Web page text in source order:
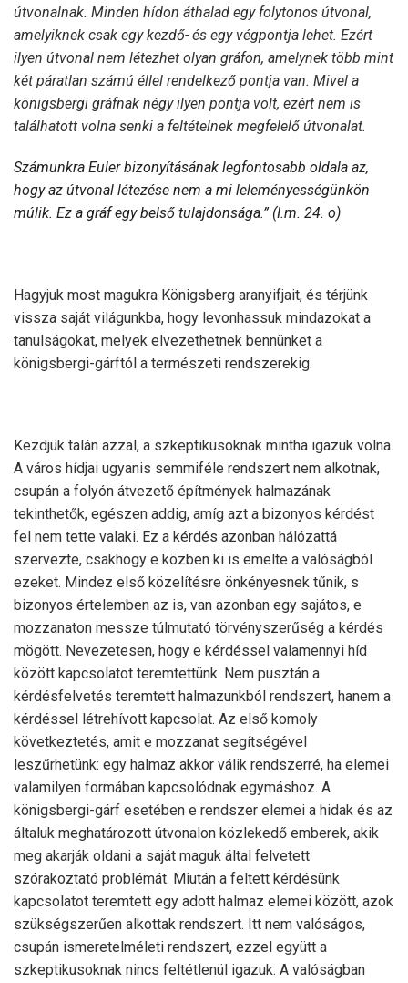
útvonalnak. Minden hídon áthalad egy folytonos útvonal,
amelyiknek csak egy kezdő- és egy végpontja lehet. Ezért
ilyen útvonal nem létezhet olyan gráfon, amelynek több mint
két páratlan számú éllel rendelkező pontja van. Mivel a
königsbergi gráfnak négy ilyen pontja volt, ezért nem is
találhatott volna senki a feltételnek megfelelő útvonalat.
Számunkra Euler bizonyításának legfontosabb oldala az,
hogy az útvonal létezése nem a mi leleményességünkön
múlik. Ez a gráf egy belső tulajdonsága.” (I.m. 24. o)
Hagyjuk most magukra Königsberg aranyifjait, és térjünk
vissza saját világunkba, hogy levonhassuk mindazokat a
tanulságokat, melyek elvezethetnek bennünket a
königsbergi-gárftól a természeti rendszerekig.
Kezdjük talán azzal, a szkeptikusoknak mintha igazuk volna.
A város hídjai ugyanis semmiféle rendszert nem alkotnak,
csupán a folyón átvezető építmények halmazának
tekinthetők, egészen addig, amíg azt a bizonyos kérdést
fel nem tette valaki. Ez a kérdés azonban hálózattá
szervezte, csakhogy e közben ki is emelte a valóságból
ezeket. Mindez első közelítésre önkényesnek tűnik, s
bizonyos értelemben az is, van azonban egy sajátos, e
mozzanaton messze túlmutató törvényszerűség a kérdés
mögött. Nevezetesen, hogy e kérdéssel valamennyi híd
között kapcsolatot teremtettünk. Nem pusztán a
kérdésfelvetés teremtett halmazunkból rendszert, hanem a
kérdéssel létrehívott kapcsolat. Az első komoly
következtetés, amit e mozzanat segítségével
leszűrhetünk: egy halmaz akkor válik rendszerré, ha elemei
valamilyen formában kapcsolódnak egymáshoz. A
königsbergi-gárf esetében e rendszer elemei a hidak és az
általuk meghatározott útvonalon közlekedő emberek, akik
meg akarják oldani a saját maguk által felvetett
szórakoztató problémát. Miután a feltett kérdésünk
kapcsolatot teremtett egy adott halmaz elemei között, azok
szükségszerűen alkottak rendszert. Itt nem valóságos,
csupán ismeretelméleti rendszert, ezzel együtt a
szkeptikusoknak nincs feltétlenül igazuk. A valóságban